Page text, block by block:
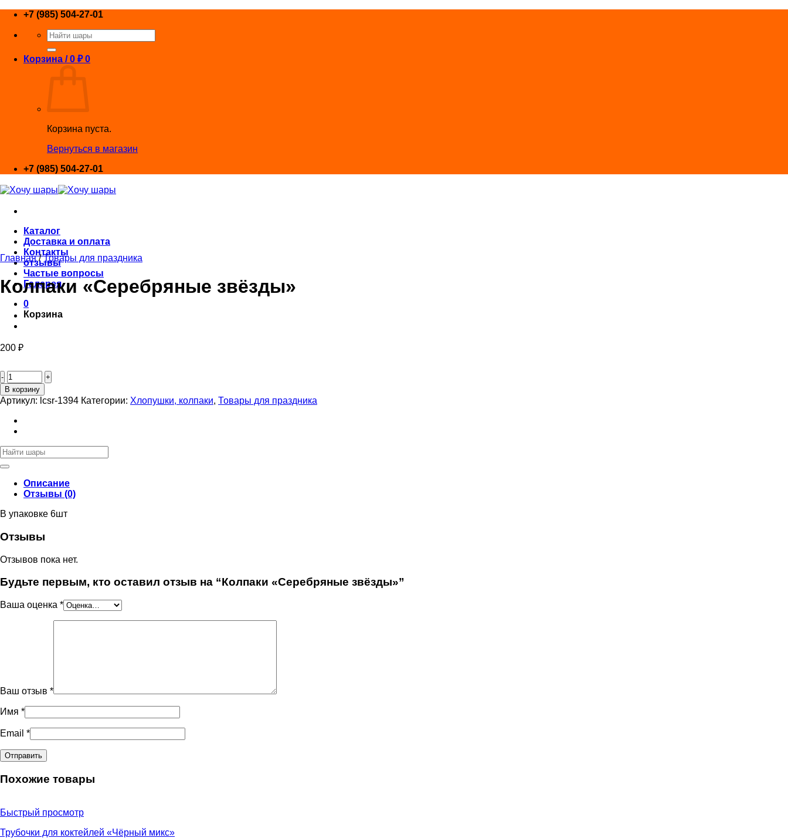
Skip
content
+7 (985) 504-27-01
Искать:
Корзина /0 ₽ 0
Корзина пуста.
Вернуться в магазин
+7 (985) 504-27-01
Каталог
Доставка и оплата
Контакты
отзывы
Частые вопросы
Галерея
0
Корзина
Главная / Товары для праздника
Колпаки «Серебряные звёзды»
200 ₽
товара
Колпаки
«Серебряные
В корзину
Артикул: lcsr-1394 Категории: Хлопушки, колпаки, Товары для праздника
Искать:
Описание
Отзывы (0)
В упаковке 6шт
Отзывы
Отзывов пока нет.
Будьте первым, кто оставил отзыв на “Колпаки «Серебряные звёзды»”
Ваша оценка *
Ваш отзыв *
Имя *
Email *
Похожие товары
Быстрый просмотр
Трубочки для коктейлей «Чёрный микс»